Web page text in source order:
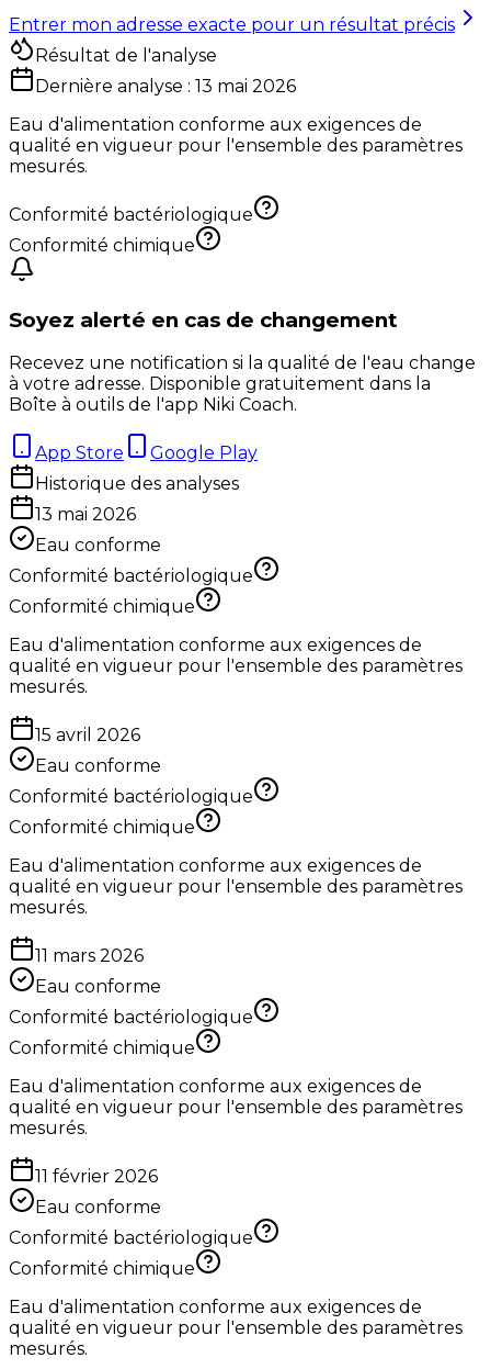
Entrer mon adresse exacte pour un résultat précis
Résultat de l'analyse
Dernière analyse : 13 mai 2026
Eau d'alimentation conforme aux exigences de
qualité en vigueur pour l'ensemble des paramètres
mesurés.
Conformité bactériologique
Conformité chimique
Soyez alerté en cas de changement
Recevez une notification si la qualité de l'eau change
à votre adresse. Disponible gratuitement dans la
Boîte à outils de l'app Niki Coach.
App Store
Google Play
Historique des analyses
13 mai 2026
Eau conforme
Conformité bactériologique
Conformité chimique
Eau d'alimentation conforme aux exigences de
qualité en vigueur pour l'ensemble des paramètres
mesurés.
15 avril 2026
Eau conforme
Conformité bactériologique
Conformité chimique
Eau d'alimentation conforme aux exigences de
qualité en vigueur pour l'ensemble des paramètres
mesurés.
11 mars 2026
Eau conforme
Conformité bactériologique
Conformité chimique
Eau d'alimentation conforme aux exigences de
qualité en vigueur pour l'ensemble des paramètres
mesurés.
11 février 2026
Eau conforme
Conformité bactériologique
Conformité chimique
Eau d'alimentation conforme aux exigences de
qualité en vigueur pour l'ensemble des paramètres
mesurés.